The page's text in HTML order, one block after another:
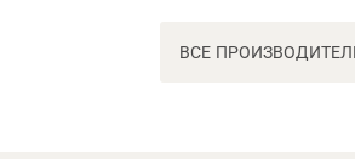
ВСЕ